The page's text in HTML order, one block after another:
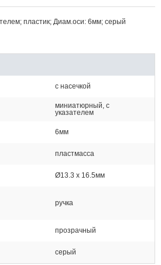
пластик; Диам.оси: 6мм; серый
с насечкой
миниатюрный, с
указателем
6мм
пластмасса
Ø13.3 x 16.5мм
ручка
прозрачный
серый